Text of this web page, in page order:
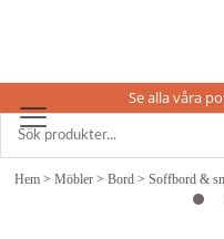
Se alla våra
Hem > Möbler > Bord > Soffbord &